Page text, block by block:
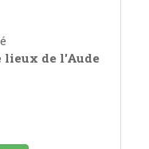
lieux de l'Aude